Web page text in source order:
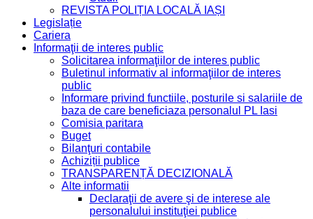
REVISTA POLIȚIA LOCALĂ IAȘI
Legislație
Cariera
Informaţii de interes public
Solicitarea informaţiilor de interes public
Buletinul informativ al informaţiilor de interes
public
Informare privind functiile, posturile si salariile de
baza de care beneficiaza personalul PL Iasi
Comisia paritara
Buget
Bilanţuri contabile
Achiziții publice
TRANSPARENȚĂ DECIZIONALĂ
Alte informatii
Declaraţii de avere şi de interese ale
personalului instituţiei publice